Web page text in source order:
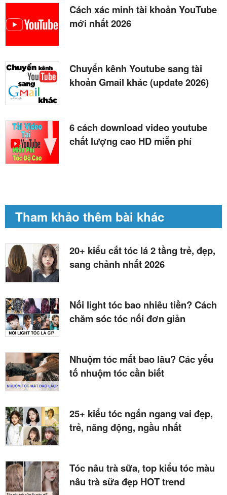
Cách xác minh tài khoản YouTube
mới nhất 2026
Chuyển kênh Youtube sang tài
khoản Gmail khác (update 2026)
6 cách download video youtube
chất lượng cao HD miễn phí
Tham khảo thêm bài khác
20+ kiểu cắt tóc lá 2 tầng trẻ, đẹp,
sang chảnh nhất 2026
Nối light tóc bao nhiêu tiền? Cách
chăm sóc tóc nối đơn giản
Nhuộm tóc mất bao lâu? Các yếu
tố nhuộm tóc cần biết
25+ kiểu tóc ngắn ngang vai đẹp,
trẻ, năng động, ngầu nhất
Tóc nâu trà sữa, top kiểu tóc màu
nâu trà sữa đẹp HOT trend